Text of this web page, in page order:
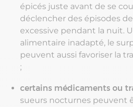
épicés juste avant de se
déclencher des épisodes
excessive pendant la nuit.
alimentaire inadapté, le
peuvent aussi favoriser la
;
certains médicaments ou
sueurs nocturnes peuvent